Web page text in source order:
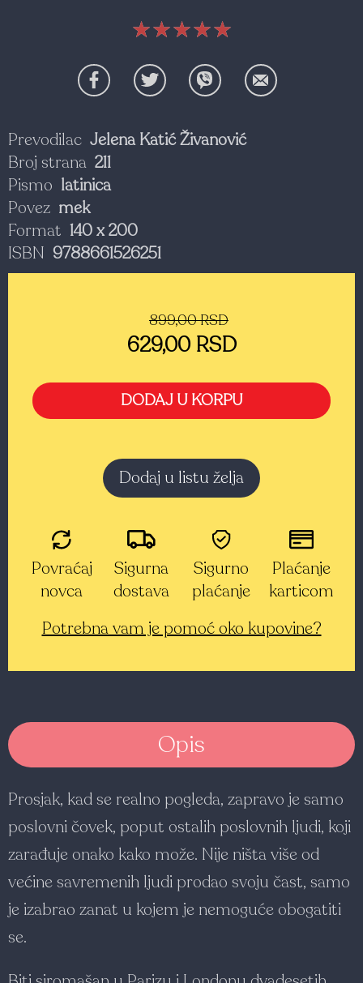
★★★★★
★★★★★
★★★★★
Prevodilac Jelena Katić Živanović
Broj strana 211
Pismo latinica
Povez mek
Format 140 x 200
ISBN 9788661526251
899,00 RSD
629,00 RSD
DODAJ U KORPU
Dodaj u listu želja
Povraćaj
novca
Sigurna
dostava
Sigurno
plaćanje
Plaćanje
karticom
Potrebna vam je pomoć oko kupovine?
Opis
Prosjak, kad se realno pogleda, zapravo je samo
poslovni čovek, poput ostalih poslovnih ljudi, koji
zarađuje onako kako može. Nije ništa više od
većine savremenih ljudi prodao svoju čast, samo
je izabrao zanat u kojem je nemoguće obogatiti
se.